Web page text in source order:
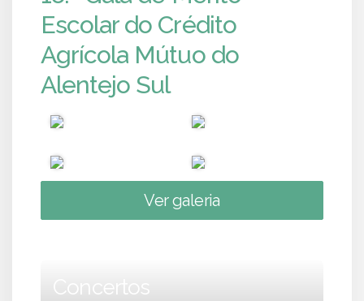
Escolar do Crédito
Agrícola Mútuo do
Alentejo Sul
Ver galeria
Concertos